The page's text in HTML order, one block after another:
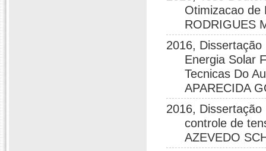
Otimizacao de
RODRIGUES
2016,
Energia Solar
Tecnicas Do
APARECIDA
2016,
controle de
AZEVEDO